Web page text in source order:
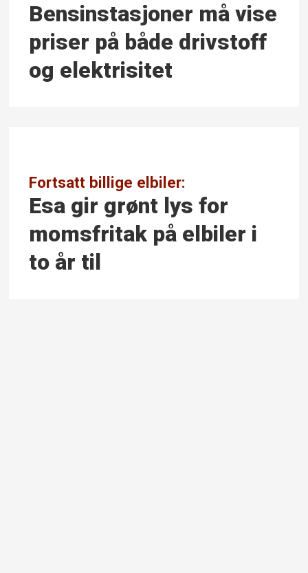
Bensinstasjoner må vise
priser på både driv­stoff
og elektrisitet
Fortsatt billige elbiler:
Esa gir grønt lys for
momsfritak på elbiler i
to år til